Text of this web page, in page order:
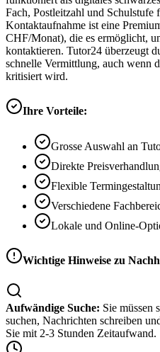
Fach, Postleitzahl und Schulstufe
Kontaktaufnahme ist eine
CHF/Monat), die es ermöglicht,
kontaktieren. Tutor24 überzeugt
schnelle Vermittlung, auch wenn
kritisiert wird.
Ihre Vorteile:
Grosse Auswahl an
Direkte
Flexible
Verschiedene
Lokale und Online-
Wichtige Hinweise zu
Aufwändige Suche: Sie müssen
suchen, Nachrichten schreiben
Sie mit 2-3 Stunden Zeitaufwand.